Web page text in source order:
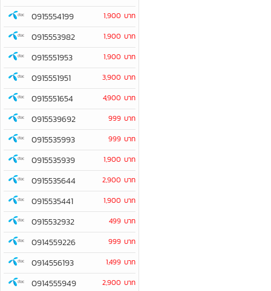
0915554199 1,900 บาท
0915553982 1,900 บาท
0915551953 1,900 บาท
0915551951 3,900 บาท
0915551654 4,900 บาท
0915539692 999 บาท
0915535993 999 บาท
0915535939 1,900 บาท
0915535644 2,900 บาท
0915535441 1,900 บาท
0915532932 499 บาท
0914559226 999 บาท
0914556193 1,499 บาท
0914555949 2,900 บาท